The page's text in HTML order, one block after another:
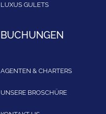
LUXUS GULETS
BUCHUNGEN
AGENTEN & CHARTERS
UNSERE BROSCHÜRE